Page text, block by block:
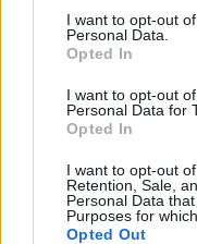
consent section.
I want to opt-out
Personal Data.
Opted In
I want to opt-out
Personal Data for
Opted In
I want to opt-out
Retention, Sale,
Personal Data
Purposes for
Opted Out
HÍRADÓ #VIDEÓ
GYEREKGYILKOSSÁG
TISZARÁD #ROKON